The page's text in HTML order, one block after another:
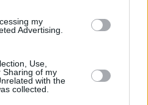
my
Advertising.
Use,
Sharing of my
with the
collected.
1 χρόνο
του Δημοτικού Σχολείου